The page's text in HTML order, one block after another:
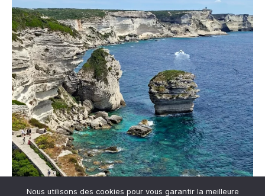
Nous utilisons des cookies pour vous garantir la meilleure